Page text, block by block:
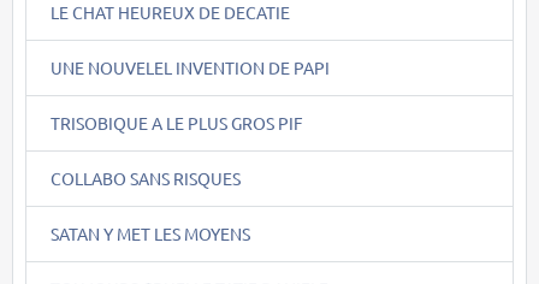
LE CHAT HEUREUX DE DECATIE
UNE NOUVELEL INVENTION DE PAPI
TRISOBIQUE A LE PLUS GROS PIF
COLLABO SANS RISQUES
SATAN Y MET LES MOYENS